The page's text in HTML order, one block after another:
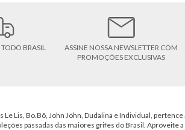
BRASIL
ASSINE NOSSA NEWSLETTER COM
PROMOÇÕES EXCLUSIVAS
Lis, Bo.Bô, John John, Dudalina e Individual, pertence
passadas das maiores grifes do Brasil. Aproveite